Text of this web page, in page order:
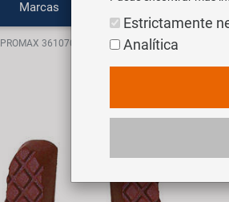
Marcas
PROMAX 361070 goma reemplazatoria de zapata de
Estrictamente
Analítica